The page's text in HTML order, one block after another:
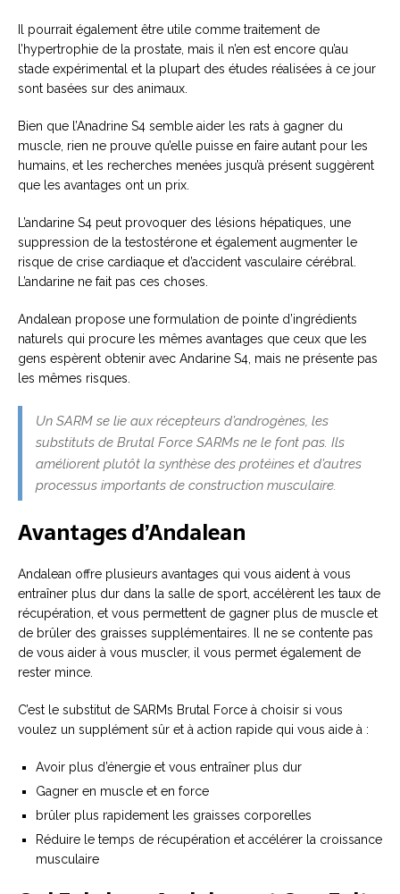
Il pourrait également être utile comme traitement de
l’hypertrophie de la prostate, mais il n’en est encore qu’au
stade expérimental et la plupart des études réalisées à ce jour
sont basées sur des animaux.
Bien que l’Anadrine S4 semble aider les rats à gagner du
muscle, rien ne prouve qu’elle puisse en faire autant pour les
humains, et les recherches menées jusqu’à présent suggèrent
que les avantages ont un prix.
L’andarine S4 peut provoquer des lésions hépatiques, une
suppression de la testostérone et également augmenter le
risque de crise cardiaque et d’accident vasculaire cérébral.
L’andarine ne fait pas ces choses.
Andalean propose une formulation de pointe d’ingrédients
naturels qui procure les mêmes avantages que ceux que les
gens espèrent obtenir avec Andarine S4, mais ne présente pas
les mêmes risques.
Un SARM se lie aux récepteurs d’androgènes, les
substituts de Brutal Force SARMs ne le font pas. Ils
améliorent plutôt la synthèse des protéines et d’autres
processus importants de construction musculaire.
Avantages d’Andalean
Andalean offre plusieurs avantages qui vous aident à vous
entraîner plus dur dans la salle de sport, accélèrent les taux de
récupération, et vous permettent de gagner plus de muscle et
de brûler des graisses supplémentaires. Il ne se contente pas
de vous aider à vous muscler, il vous permet également de
rester mince.
C’est le substitut de SARMs Brutal Force à choisir si vous
voulez un supplément sûr et à action rapide qui vous aide à :
Avoir plus d’énergie et vous entraîner plus dur
Gagner en muscle et en force
brûler plus rapidement les graisses corporelles
Réduire le temps de récupération et accélérer la croissance
musculaire